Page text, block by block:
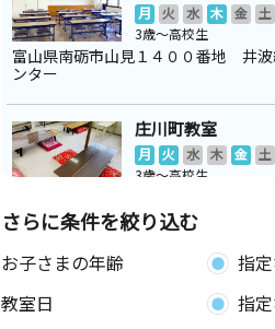
月 火 水 木 金 土
3歳～高校生
富山県南砺市山見１４００番地 井波
ンター
庄川町教室
月 火 水 木 金 土
3歳～高校生
さらに条件を絞り込む
お子さまの年齢 指
教室日
指